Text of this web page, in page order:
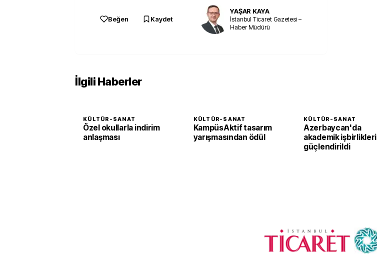
Beğen Kaydet
YAŞAR KAYA
İstanbul Ticaret Gazetesi –
Haber Müdürü
İlgili Haberler
KÜLTÜR-SANAT
Özel okullarla indirim
anlaşması
KÜLTÜR-SANAT
KampüsAktif tasarım
yarışmasından ödül
KÜLTÜR-SANAT
Azerbaycan'da
akademik işbirlikleri
güçlendirildi